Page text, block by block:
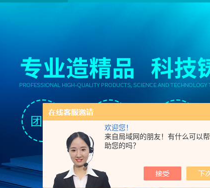
欢迎您！
来自局域网的朋友！有什么可以帮
助您的吗？